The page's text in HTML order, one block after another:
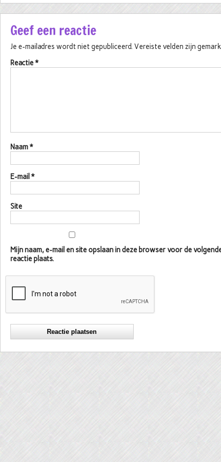
Geef een reactie
Je e-mailadres wordt niet gepubliceerd. Vereiste velden zijn
Reactie*
Naam*
E-mail *
Site
Mijn naam, e-mail en site opslaan in deze browser voor de
reactie plaats.